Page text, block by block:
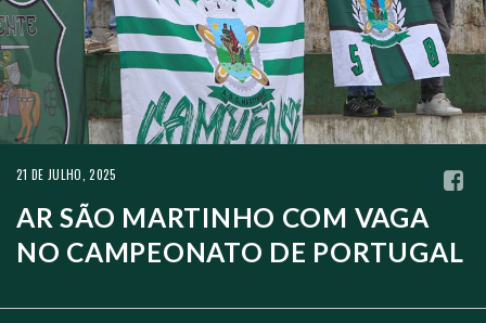
21 DE JULHO, 2025
AR SÃO MARTINHO COM VAGA
NO CAMPEONATO DE PORTUGAL